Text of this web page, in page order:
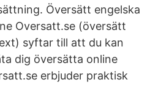
Översätt engelska
Oversatt.se (översätt
syftar till att du kan
dig översätta online
erbjuder praktisk